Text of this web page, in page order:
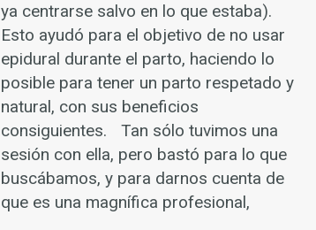
ya centrarse salvo en lo que estaba).
Esto ayudó para el objetivo de no usar
epidural durante el parto, haciendo lo
posible para tener un parto respetado y
natural, con sus beneficios
consiguientes. Tan sólo tuvimos una
sesión con ella, pero bastó para lo que
buscábamos, y para darnos cuenta de
que es una magnífica profesional,